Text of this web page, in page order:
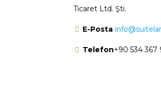
Ticaret Ltd. Şti.
E-Posta
Telefon+90 534 367